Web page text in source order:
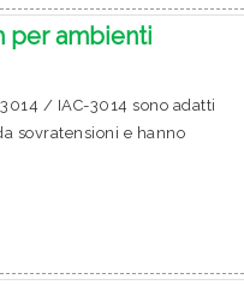
per ambienti
/ IAC-3014 sono adatti
sovratensioni e hanno